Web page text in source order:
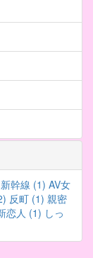
新幹線 (1) AV女
反町 (1) 親密
恋人 (1) しっ